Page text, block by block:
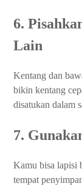
6.
Lain
Kentang dan
bikin kentang
disatukan dalam
7.
Kamu bisa lapisi
tempat